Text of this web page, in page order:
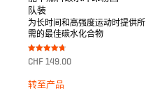
队装
为长时间和高强度运动时提供所
需的最佳碳水化合物
Bewertet mit
4.75
CHF 149.00
转至产品